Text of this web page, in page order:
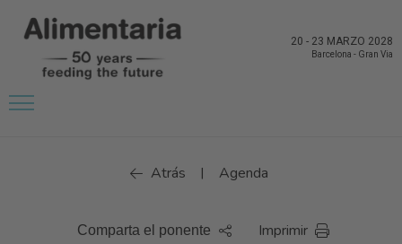
20 - 23 MARZO 2028
Barcelona - Gran Via
Atrás | Agenda
Comparta el ponente Imprimir